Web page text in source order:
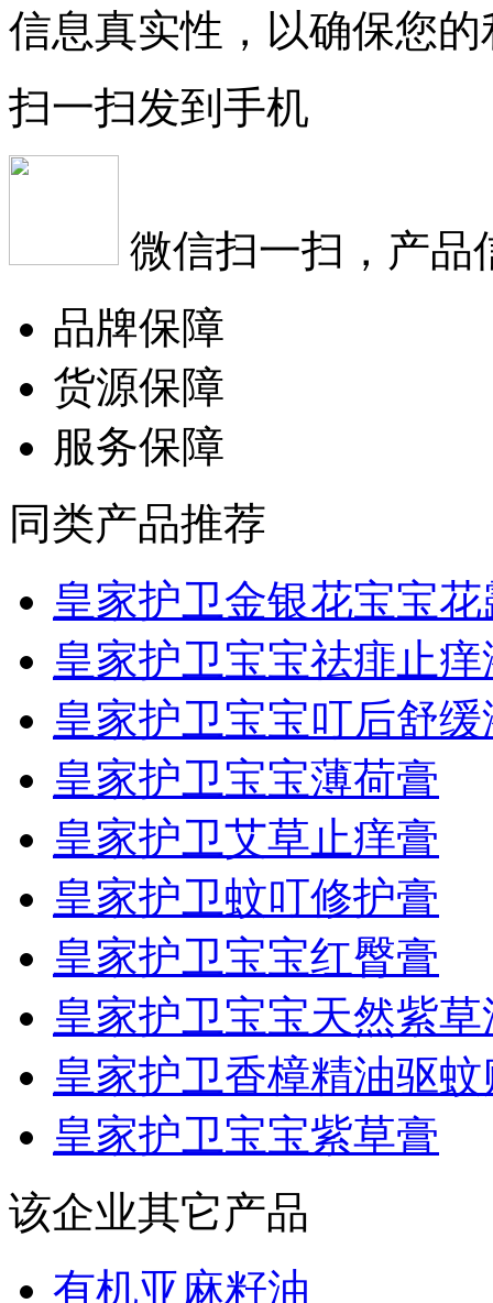
信息真实性，以确保您
扫一扫发到手机
微信扫一扫，产品
品牌保障
货源保障
服务保障
同类产品推荐
皇家护卫金银花宝宝花
皇家护卫宝宝祛痱止痒
皇家护卫宝宝叮后舒缓
皇家护卫宝宝薄荷膏
皇家护卫艾草止痒膏
皇家护卫蚊叮修护膏
皇家护卫宝宝红臀膏
皇家护卫宝宝天然紫草
皇家护卫香樟精油驱蚊
皇家护卫宝宝紫草膏
该企业其它产品
有机亚麻籽油